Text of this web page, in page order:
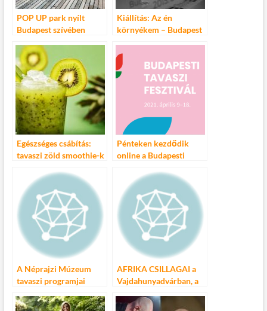
POP UP park nyílt
Budapest szívében
Kiállítás: Az én
környékem – Budapest
Egészséges csábítás:
tavaszi zöld smoothie-k
Pénteken kezdődik
online a Budapesti
A Néprajzi Múzeum
tavaszi programjai
AFRIKA CSILLAGAI a
Vajdahunyadvárban, a
Társaság tavaszi